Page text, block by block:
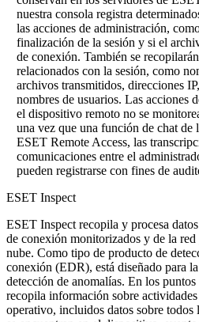
nuestra consola registra
las acciones de administración,
finalización de la sesión y si el
de conexión. También se
relacionados con la sesión, como
archivos transmitidos, direcciones
nombres de usuarios. Las acciones
el dispositivo remoto no se
una vez que una función de chat de
ESET Remote Access, las
comunicaciones entre el
pueden registrarse con fines de
ESET Inspect
ESET Inspect recopila y procesa
de conexión monitorizados y de la
nube. Como tipo de producto de
conexión (EDR), está diseñado para
detección de anomalías. En los
recopila información sobre
operativo, incluidos datos sobre todos